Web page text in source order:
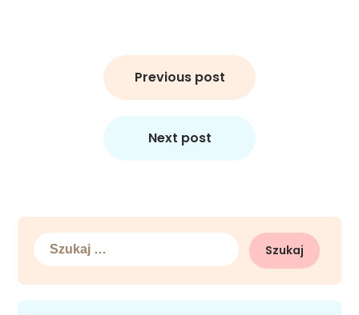
Previous post
Next post
Szukaj: